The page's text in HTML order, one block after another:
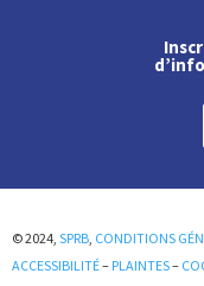
© 2024, SPRB, CONDITIONS
ACCESSIBILITÉ– PLAINTES–